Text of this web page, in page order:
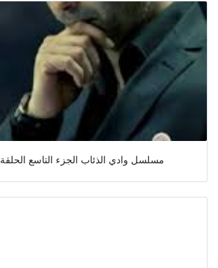
مسلسل وادي الذئاب الجزء التاسع الحلقة 49 مدبلج